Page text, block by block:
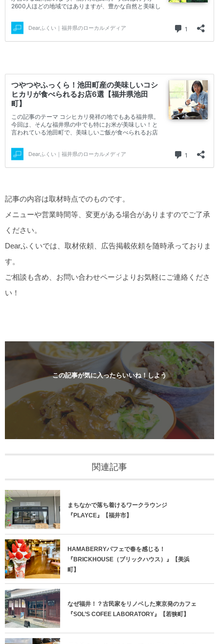
記事の内容は取材時点でのものです。
メニューや営業時間等、変更がある場合がありますのでご了承
ください。
Dearふくいでは、取材依頼、広告掲載依頼を随時承っておりま
す。
ご相談も含め、お問い合わせページよりお気軽にご連絡くださ
い！
この記事が気に入ったらいいね！しよう
関連記事
まちなかで落ち着けるワークラウンジ
『PLAYCE』【福井市】
HAMABERRYパフェで春を感じる！
『BRICKHOUSE（ブリックハウス）』【美浜
町】
なぜ福井！？古民家をリノベした東京発のカフェ
『SOL’S COFEE LABORATORY』【若狭町】